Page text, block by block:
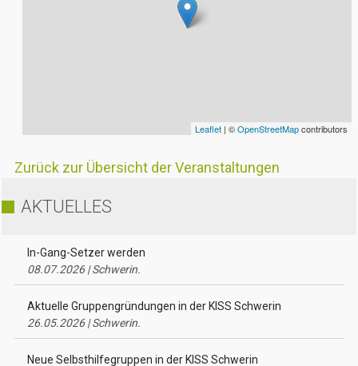
Leaflet | ©OpenStreetMapcontributors
Zurück zur Übersicht der Veranstaltungen
AKTUELLES
In-Gang-Setzer werden
08.07.2026 | Schwerin.
Aktuelle Gruppengründungen in der KISS Schwerin
26.05.2026 | Schwerin.
Neue Selbsthilfegruppen in der KISS Schwerin